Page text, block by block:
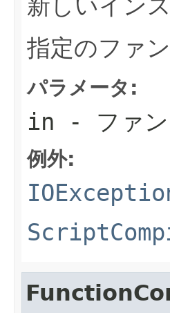
指定のファ
パラメータ:
in - ファン
例外: